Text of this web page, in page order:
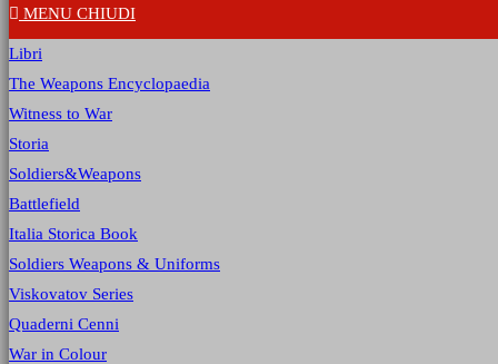
MENU CHIUDI
Libri
The Weapons Encyclopaedia
Witness to War
Storia
Soldiers&Weapons
Battlefield
Italia Storica Book
Soldiers Weapons & Uniforms
Viskovatov Series
Quaderni Cenni
War in Colour